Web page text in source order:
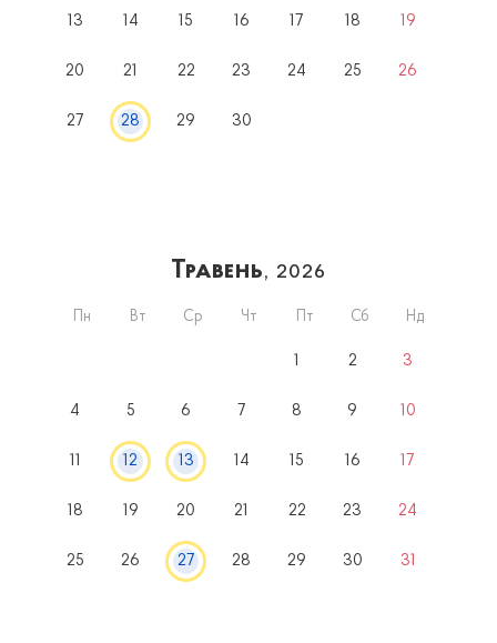
13 14 15 16 17 18 19
20 21 22 23 24 25 26
27 28 29 30
Травень, 2026
Пн Вт Ср Чт Пт Сб Нд
1 2 3
4 5 6 7 8 9 10
11 12 13 14 15 16 17
18 19 20 21 22 23 24
25 26 27 28 29 30 31